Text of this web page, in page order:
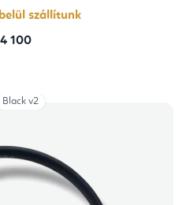
csillag.
szállítunk
100
Black v2